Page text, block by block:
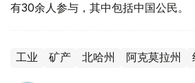
有30余人参与，其中包括中国公民。
工业 矿产 北哈州 阿克莫拉州